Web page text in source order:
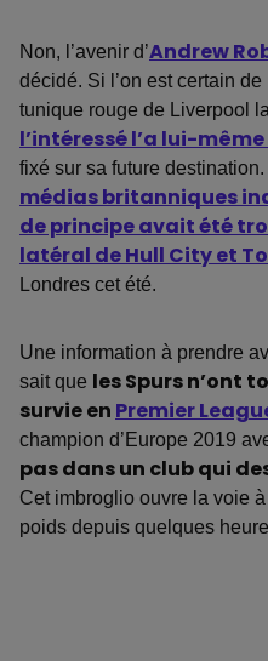
Non, l’avenir d’Andrew
décidé. Si l’on est certain
tunique rouge de Liverpool
l’intéressé l’a lui-
fixé sur sa future
médias britanniques
de principe avait été
latéral de Hull City et
Londres cet été.
Une information à prendre
sait que les Spurs n’ont
survie en Premier
champion d’Europe 2019
pas dans un club qui
Cet imbroglio ouvre la voie
poids depuis quelques